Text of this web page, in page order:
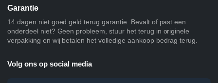
Garantie
14 dagen niet goed geld terug garantie. Bevalt of past een
onderdeel niet? Geen probleem, stuur het terug in originele
verpakking en wij betalen het volledige aankoop bedrag terug.
Volg ons op social media